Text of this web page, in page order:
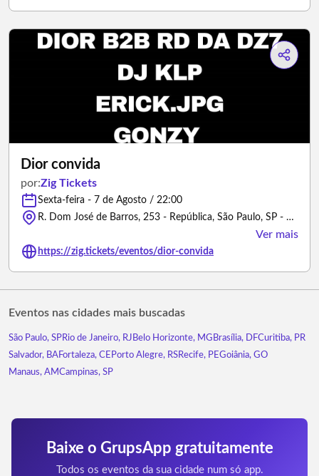
Dior convida
por:Zig Tickets
Sexta-feira - 7 de Agosto / 22:00
R. Dom José de Barros, 253 - República, São Paulo, SP - 01038-10 - São Paulo/São Paulo
Ver mais
https://zig.tickets/eventos/dior-convida
Eventos nas cidades mais buscadas
São Paulo, SPRio de Janeiro, RJ Belo Horizonte, MG Brasília, DFCuritiba, PR
Salvador, BAFortaleza, CE Porto Alegre, RSRecife, PEGoiânia, GO
Manaus, AMCampinas, SP
Baixe o GrupsApp gratuitamente
Todos os eventos da sua cidade num só app.